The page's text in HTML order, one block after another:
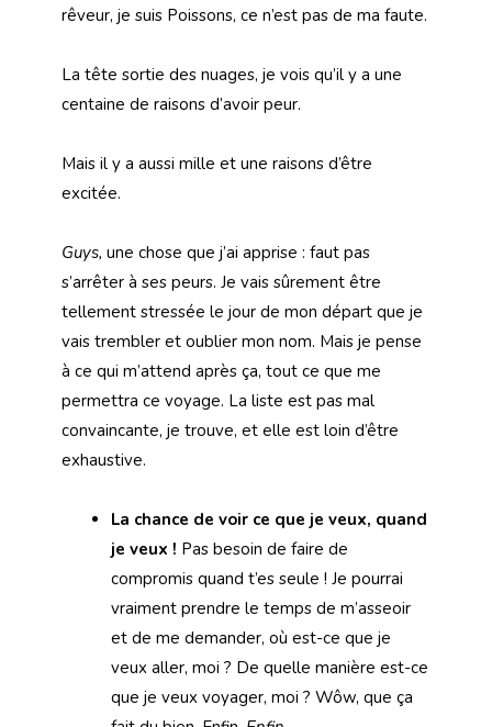
rêveur, je suis Poissons, ce n’est pas de ma faute.
La tête sortie des nuages, je vois qu’il y a une
centaine de raisons d’avoir peur.
Mais il y a aussi mille et une raisons d’être
excitée.
Guys, une chose que j’ai apprise : faut pas
s’arrêter à ses peurs. Je vais sûrement être
tellement stressée le jour de mon départ que je
vais trembler et oublier mon nom. Mais je pense
à ce qui m’attend après ça, tout ce que me
permettra ce voyage. La liste est pas mal
convaincante, je trouve, et elle est loin d’être
exhaustive.
La chance de voir ce que je veux, quand
je veux ! Pas besoin de faire de
compromis quand t’es seule ! Je pourrai
vraiment prendre le temps de m’asseoir
et de me demander, où est-ce que je
veux aller, moi ? De quelle manière est-ce
que je veux voyager, moi ? Wôw, que ça